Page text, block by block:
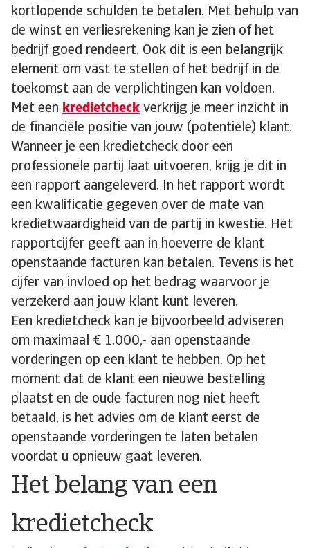
kortlopende schulden te betalen. Met behulp van
de winst en verliesrekening kan je zien of het
bedrijf goed rendeert. Ook dit is een belangrijk
element om vast te stellen of het bedrijf in de
toekomst aan de verplichtingen kan voldoen.
Met een kredietcheck verkrijg je meer inzicht in
de financiële positie van jouw (potentiële) klant.
Wanneer je een kredietcheck door een
professionele partij laat uitvoeren, krijg je dit in
een rapport aangeleverd. In het rapport wordt
een kwalificatie gegeven over de mate van
kredietwaardigheid van de partij in kwestie. Het
rapportcijfer geeft aan in hoeverre de klant
openstaande facturen kan betalen. Tevens is het
cijfer van invloed op het bedrag waarvoor je
verzekerd aan jouw klant kunt leveren.
Een kredietcheck kan je bijvoorbeeld adviseren
om maximaal € 1.000,- aan openstaande
vorderingen op een klant te hebben. Op het
moment dat de klant een nieuwe bestelling
plaatst en de oude facturen nog niet heeft
betaald, is het advies om de klant eerst de
openstaande vorderingen te laten betalen
voordat u opnieuw gaat leveren.
Het belang van een
kredietcheck